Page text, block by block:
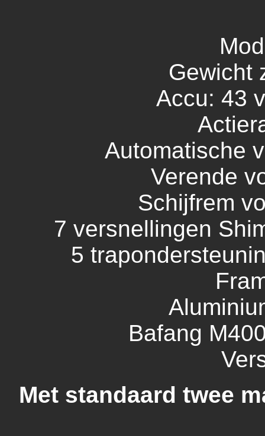
Gewicht
Accu: 43
Automatische
Verende
Schijfrem
7 versnellingen
5
Bafang
Met standaard twee